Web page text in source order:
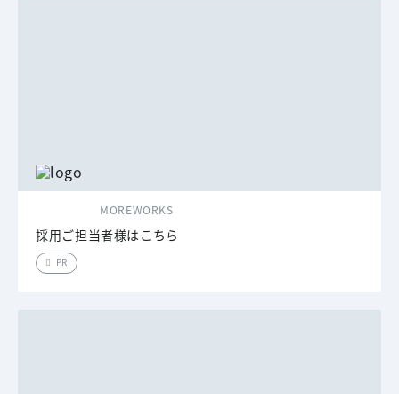
MOREWORKS
採用ご担当者様はこちら
PR